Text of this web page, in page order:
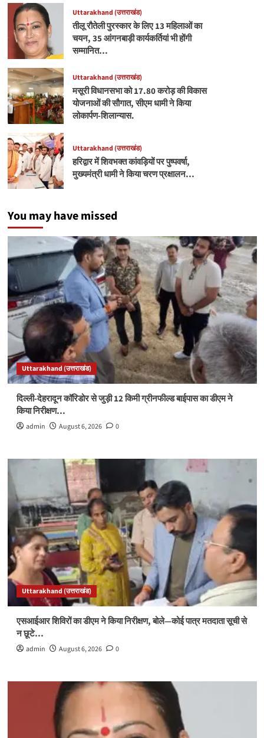
Uttarakhand (उत्तराखंड)
तीलू रौतेली पुरस्कार के लिए 13 महिलाओं का
चयन, 35 आंगनबाड़ी कार्यकर्तियां भी होंगी
सम्मानित…
Uttarakhand (उत्तराखंड)
मसूरी विधानसभा को 17.80 करोड़ की विकास
योजनाओं की सौगात, सीएम धामी ने किया
लोकार्पण-शिलान्यास.
Uttarakhand (उत्तराखंड)
हरिद्वार में शिवभक्त कांवड़ियों पर पुष्पवर्षा,
मुख्यमंत्री धामी ने किया चरण प्रक्षालन…
You may have missed
Uttarakhand (उत्तराखंड)
दिल्ली-देहरादून कॉरिडोर से जुड़ी 12 किमी ग्रीनफील्ड बाईपास का डीएम ने
किया निरीक्षण…
admin August 6, 2026 0
Uttarakhand (उत्तराखंड)
एसआईआर शिविरों का डीएम ने किया निरीक्षण, बोले—कोई पात्र मतदाता सूची से
न छूटे…
admin August 6, 2026 0